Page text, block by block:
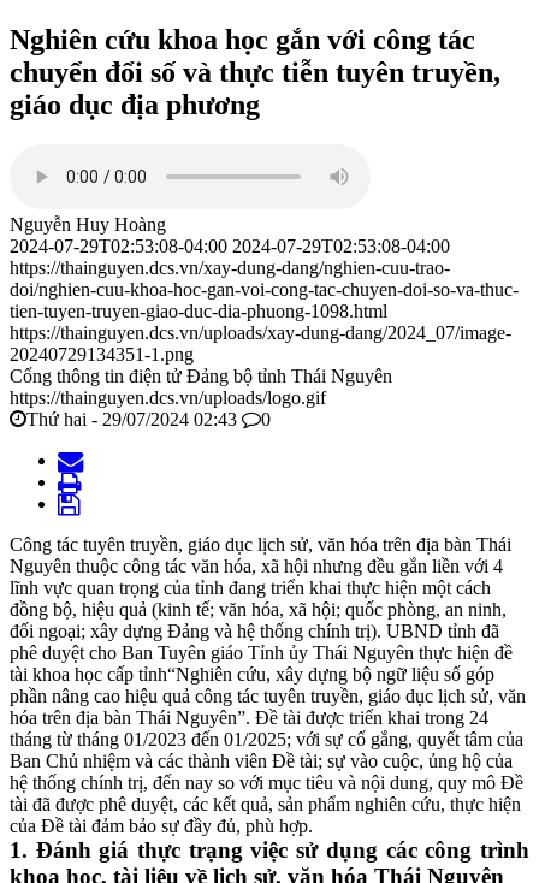
Nghiên cứu khoa học gắn với công tác
chuyển đổi số và thực tiễn tuyên truyền,
giáo dục địa phương
Nguyễn Huy Hoàng
2024-07-29T02:53:08-04:00 2024-07-29T02:53:08-04:00
https://thainguyen.dcs.vn/xay-dung-dang/nghien-cuu-trao-
doi/nghien-cuu-khoa-hoc-gan-voi-cong-tac-chuyen-doi-so-va-thuc-
tien-tuyen-truyen-giao-duc-dia-phuong-1098.html
https://thainguyen.dcs.vn/uploads/xay-dung-dang/2024_07/image-
20240729134351-1.png
Cổng thông tin điện tử Đảng bộ tỉnh Thái Nguyên
https://thainguyen.dcs.vn/uploads/logo.gif
Thứ hai - 29/07/2024 02:43
0
Công tác tuyên truyền, giáo dục lịch sử, văn hóa trên địa bàn Thái
Nguyên thuộc công tác văn hóa, xã hội nhưng đều gắn liền với 4
lĩnh vực quan trọng của tỉnh đang triển khai thực hiện một cách
đồng bộ, hiệu quả (kinh tế; văn hóa, xã hội; quốc phòng, an ninh,
đối ngoại; xây dựng Đảng và hệ thống chính trị). UBND tỉnh đã
phê duyệt cho Ban Tuyên giáo Tỉnh ủy Thái Nguyên thực hiện đề
tài khoa học cấp tỉnh“Nghiên cứu, xây dựng bộ ngữ liệu số góp
phần nâng cao hiệu quả công tác tuyên truyền, giáo dục lịch sử, văn
hóa trên địa bàn Thái Nguyên”. Đề tài được triển khai trong 24
tháng từ tháng 01/2023 đến 01/2025; với sự cố gắng, quyết tâm của
Ban Chủ nhiệm và các thành viên Đề tài; sự vào cuộc, ủng hộ của
hệ thống chính trị, đến nay so với mục tiêu và nội dung, quy mô Đề
tài đã được phê duyệt, các kết quả, sản phẩm nghiên cứu, thực hiện
của Đề tài đảm bảo sự đầy đủ, phù hợp.
1. Đánh giá thực trạng việc sử dụng các công trình
khoa học, tài liệu về lịch sử, văn hóa Thái Nguyên